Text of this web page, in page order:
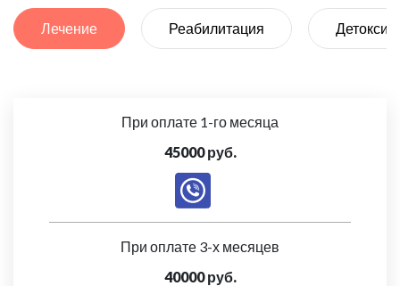
Лечение Реабилитация
При оплате 1-го месяца
45000 руб.
При оплате 3-х месяцев
40000 руб.